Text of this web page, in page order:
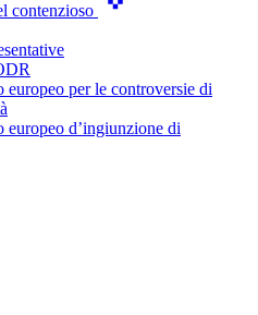
contenzioso
europeo per le controversie di
europeo d’ingiunzione di